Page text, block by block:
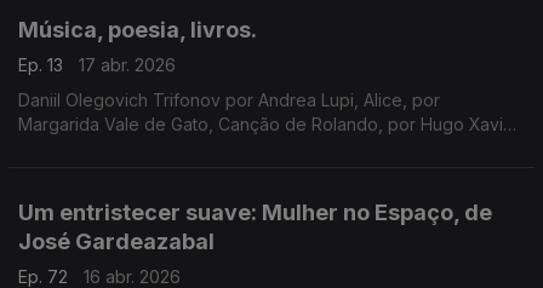
Música, poesia, livros.
Ep. 13
17 abr. 2026
Daniil Olegovich Trifonov por Andrea Lupi, Alice, por
Margarida Vale de Gato, Canção de Rolando, por Hugo Xavier.
Um entristecer suave: Mulher no Espaço, de
José Gardeazabal
Ep. 72
16 abr. 2026